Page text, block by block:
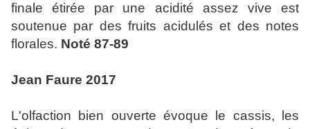
finale étirée par une acidité assez vive est
soutenue par des fruits acidulés et des notes
florales. Noté 87-89
Jean Faure 2017
L'olfaction bien ouverte évoque le cassis, les